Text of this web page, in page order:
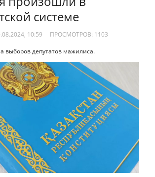
системе
10:59 ПРОСМОТРОВ: 1103
выборов депутатов мажилиса.